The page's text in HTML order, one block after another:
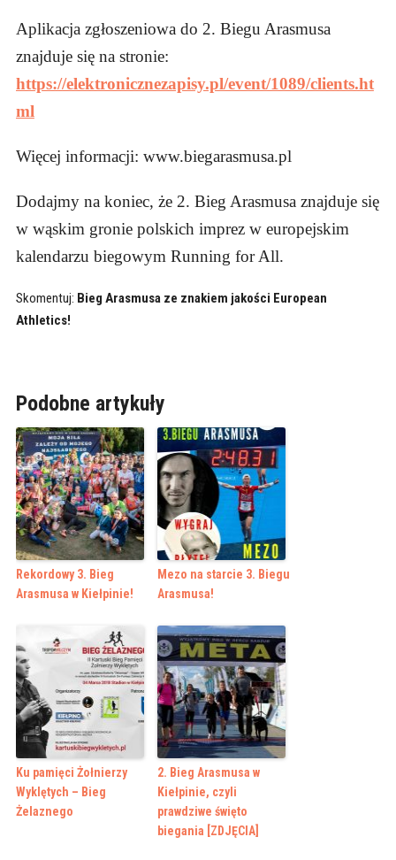
Aplikacja zgłoszeniowa do 2. Biegu Arasmusa
znajduje się na stronie:
https://elektronicznezapisy.pl/event/1089/clients.ht
ml
Więcej informacji: www.biegarasmusa.pl
Dodajmy na koniec, że 2. Bieg Arasmusa znajduje się
w wąskim gronie polskich imprez w europejskim
kalendarzu biegowym Running for All.
Skomentuj: Bieg Arasmusa ze znakiem jakości European
Athletics!
Podobne artykuły
Rekordowy 3. Bieg
Arasmusa w Kiełpinie!
Mezo na starcie 3. Biegu
Arasmusa!
Ku pamięci Żołnierzy
Wyklętych – Bieg
Żelaznego
2. Bieg Arasmusa w
Kiełpinie, czyli
prawdziwe święto
biegania [ZDJĘCIA]